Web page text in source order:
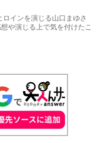
インを演じる山口まゆさ
や演じる上で気を付けたこ